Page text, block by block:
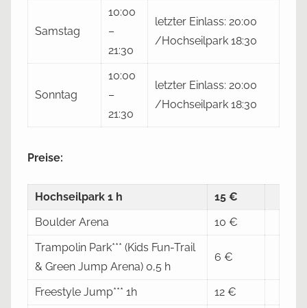
Samstag
10:00
–
21:30
letzter Einlass: 20:00
/Hochseilpark 18:30
Sonntag
10:00
–
21:30
letzter Einlass: 20:00
/Hochseilpark 18:30
Preise:
Hochseilpark 1 h
15 €
Boulder Arena
10 €
Trampolin Park*** (Kids Fun-Trail
& Green Jump Arena) 0,5 h
6 €
Freestyle Jump*** 1h 12 €